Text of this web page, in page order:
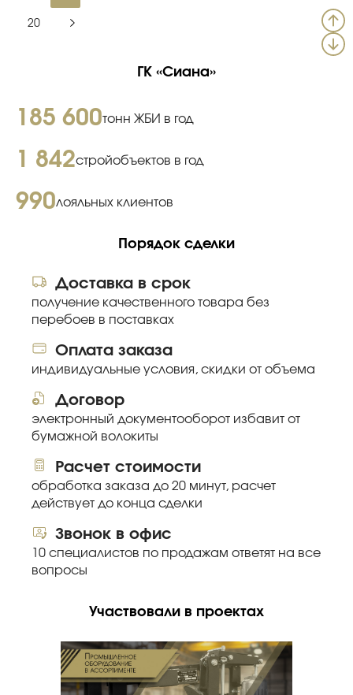
20
ГК «Сиана»
185 600тонн ЖБИ в год
1 842стройобъектов в год
990лояльных клиентов
Порядок сделки
Доставка в срок
получение качественного товара без
перебоев в поставках
Оплата заказа
индивидуальные условия, скидки от объема
Договор
электронный документооборот избавит от
бумажной волокиты
Расчет стоимости
обработка заказа до 20 минут, расчет
действует до конца сделки
Звонок в офис
10 специалистов по продажам ответят на все
вопросы
Участвовали в проектах